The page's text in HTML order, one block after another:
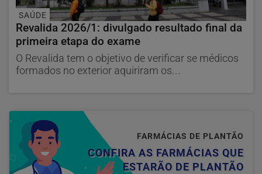
SAÚDE
Revalida 2026/1: divulgado resultado final da
primeira etapa do exame
O Revalida tem o objetivo de verificar se médicos
formados no exterior aquiriram os...
FARMÁCIAS DE PLANTÃO
CONFIRA AS FARMÁCIAS QUE
ESTARÃO DE PLANTÃO